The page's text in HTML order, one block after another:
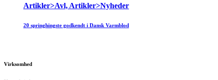
Artikler>Avl, Artikler>Nyheder
20 springhingste godkendt i Dansk Varmblod
Virksomhed